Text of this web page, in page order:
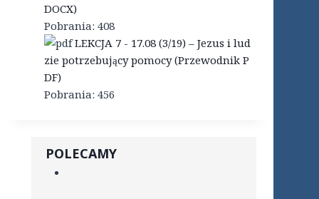
DOCX)
Pobrania: 408
LEKCJA 7 - 17.08 (3/19) – Jezus i lud
zie potrzebujący pomocy (Przewodnik P
DF)
Pobrania: 456
POLECAMY